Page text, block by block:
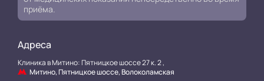
приёма.
Адреса
Клиника в Митино: Пятницкое шоссе 27 к. 2 ,
Митино, Пятницкое шоссе, Волоколамская